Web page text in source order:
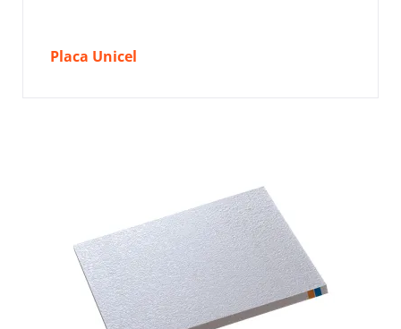
Placa Unicel